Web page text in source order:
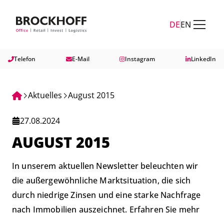
Zum Fuß springen
DEEN
Telefon E-Mail Instagram LinkedIn
Aktuelles August 2015
27.08.2024
AUGUST 2015
In unserem aktuellen Newsletter beleuchten wir
die außergewöhnliche Marktsituation, die sich
durch niedrige Zinsen und eine starke Nachfrage
nach Immobilien auszeichnet. Erfahren Sie mehr